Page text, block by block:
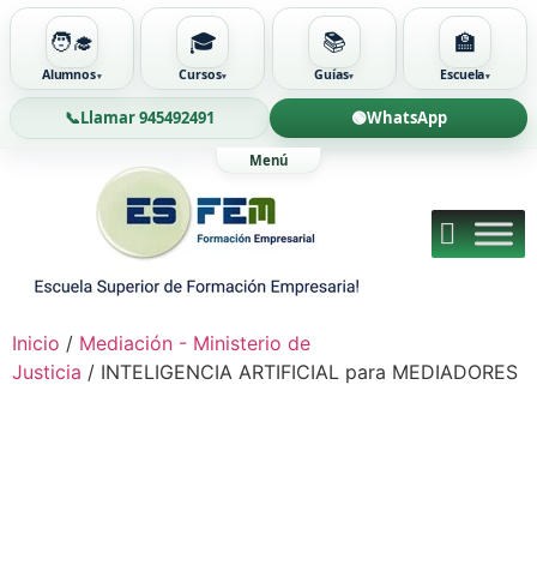
🧑‍🎓
Alumnos
🎓
Cursos
📚
Guías
🏫
Escuela
📞Llamar 945492491 🟢WhatsApp
Inicio / Mediación - Ministerio de
Justicia / INTELIGENCIA ARTIFICIAL para MEDIADORES